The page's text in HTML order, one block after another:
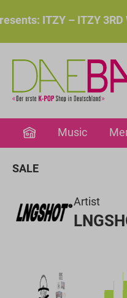
Zur
ITZY – ITZY 3RD
Music
SALE
Artist
Bildergalerie